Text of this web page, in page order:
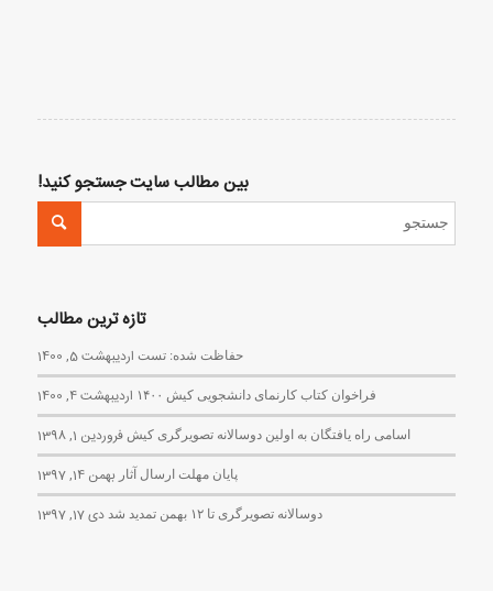
بین مطالب سایت جستجو کنید!
تازه ترین مطالب
حفاظت شده: تست اردیبهشت 5, 1400
فراخوان کتاب کارنمای دانشجویی کیش ۱۴۰۰ اردیبهشت 4, 1400
اسامی راه یافتگان به اولین دوسالانه تصویرگری کیش فروردین 1, 1398
پایان مهلت ارسال آثار بهمن 14, 1397
دوسالانه تصویرگری تا ۱۲ بهمن تمدید شد دی 17, 1397